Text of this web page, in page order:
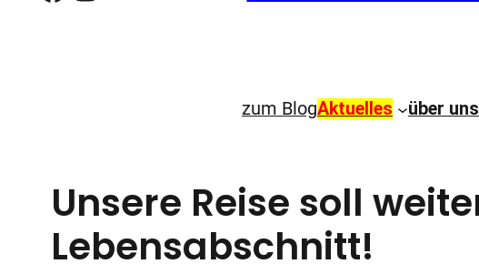
zum BlogAktuelles über uns
Unsere Reise soll
Lebensabschnitt!